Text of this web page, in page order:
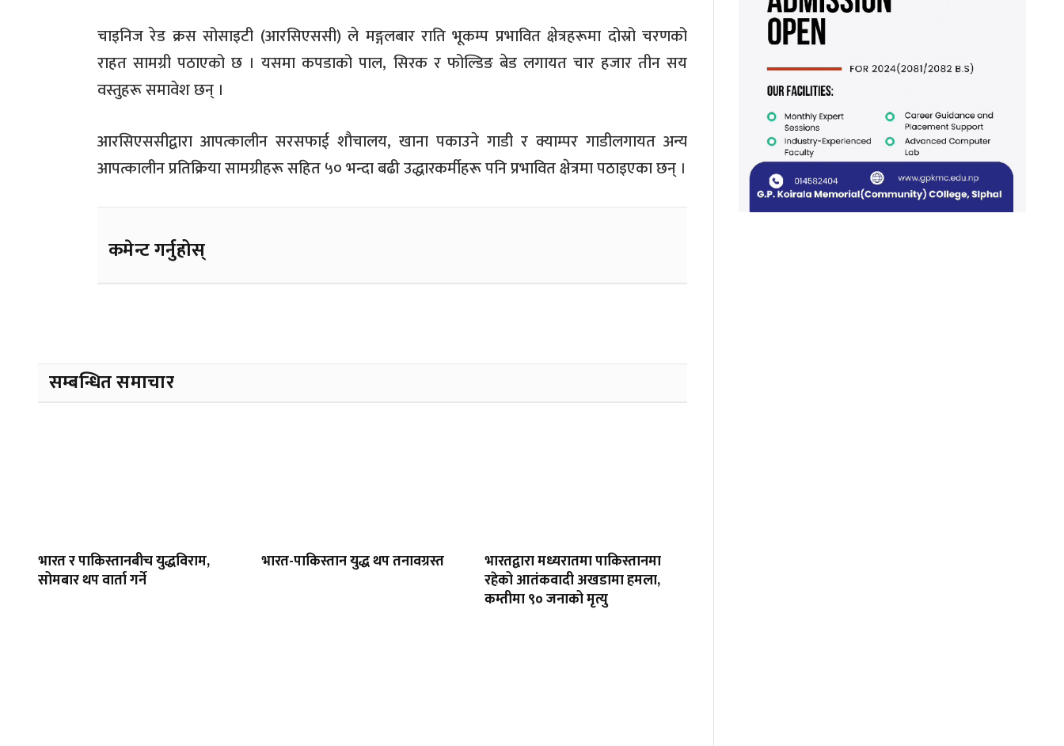
चाइनिज रेड क्रस सोसाइटी (आरसिएससी) ले मङ्गलबार राति भूकम्प प्रभावित क्षेत्रहरूमा दोस्रो चरणको
राहत सामग्री पठाएको छ । यसमा कपडाको पाल, सिरक र फोल्डिङ बेड लगायत चार हजार तीन सय
वस्तुहरू समावेश छन् ।
आरसिएससीद्वारा आपत्कालीन सरसफाई शौचालय, खाना पकाउने गाडी र क्याम्पर गाडीलगायत अन्य
आपत्कालीन प्रतिक्रिया सामग्रीहरू सहित ५० भन्दा बढी उद्धारकर्मीहरू पनि प्रभावित क्षेत्रमा पठाइएका छन् ।
कमेन्ट गर्नुहोस्
सम्बन्धित समाचार
भारत र पाकिस्तानबीच युद्धविराम,
सोमबार थप वार्ता गर्ने
भारत-पाकिस्तान युद्ध थप तनावग्रस्त
भारतद्वारा मध्यरातमा पाकिस्तानमा
रहेको आतंकवादी अखडामा हमला,
कम्तीमा ९० जनाको मृत्यु